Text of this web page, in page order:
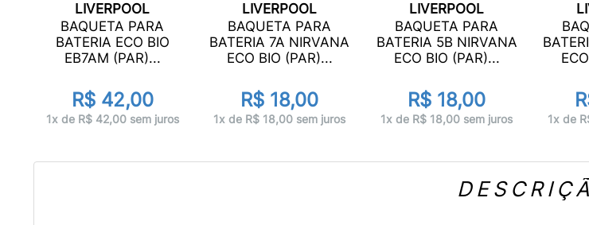
LIVERPOOL
BAQUETA PARA
BATERIA ECO BIO
EB7AM (PAR)...
R$ 42,00
1x de R$ 42,00 sem juros
LIVERPOOL
BAQUETA PARA
BATERIA 7A NIRVANA
ECO BIO (PAR)...
R$ 18,00
1x de R$ 18,00 sem juros
LIVERPOOL
BAQUETA PARA
BATERIA 5B NIRVANA
ECO BIO (PAR)...
R$ 18,00
1x de R$ 18,00 sem juros 1x de